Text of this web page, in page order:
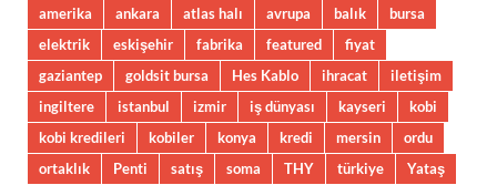
amerika
ankara atlas halı avrupa balık
bursa
elektrik
eskişehir fabrika featured
fiyat
gaziantep
goldsit bursa Hes Kablo ihracat
iletişim
ingiltere
istanbul izmir iş dünyası kayseri
kobi
kobi kredileri
kobiler konya kredi mersin
ordu
ortaklık
Penti satış soma THY türkiye Yataş